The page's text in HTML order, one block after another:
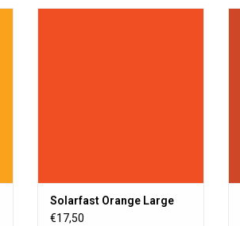
Solarfast Orange Large
€17,50